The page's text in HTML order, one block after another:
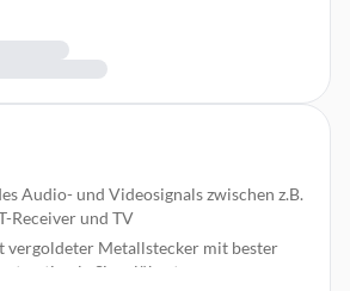
Audio- und Videosignals zwischen z.B.
Receiver und TV
vergoldeter Metallstecker mit bester
optimale Signalübertragung